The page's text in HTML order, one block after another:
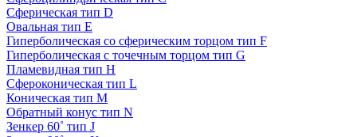
Сферическая тип D
Овальная тип E
Гиперболическая со сферическим торцом тип F
Гиперболическая с точечным торцом тип G
Пламевидная тип H
Сфероконическая тип L
Коническая тип M
Обратный конус тип N
Зенкер 60˚ тип J